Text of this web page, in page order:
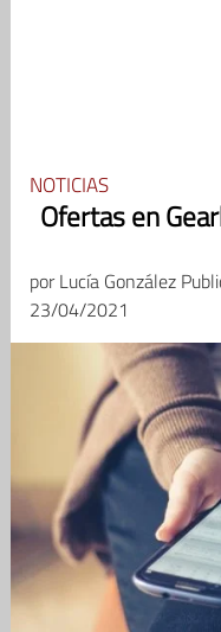
NOTICIAS
Ofertas en
porLucía González
23/04/2021